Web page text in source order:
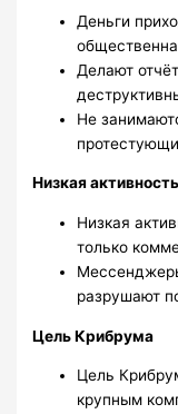
Деньги
Делают
Не
Низкая
Низкая
только
разрушают
Цель Крибрума
Цель
крупным